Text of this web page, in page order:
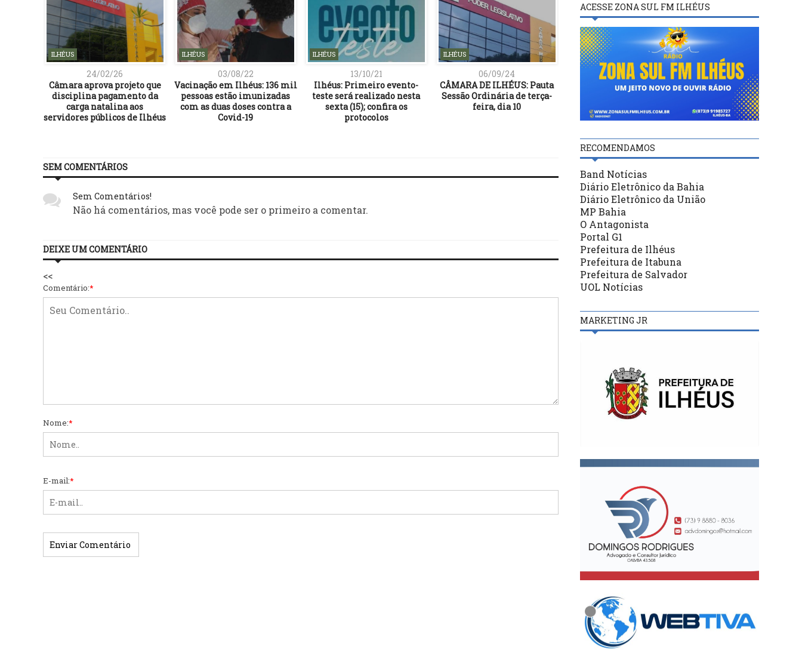
ILHÉUS
24/02/26
Câmara aprova projeto que
disciplina pagamento da
carga natalina aos
servidores públicos de Ilhéus
ILHÉUS
03/08/22
Vacinação em Ilhéus: 136 mil
pessoas estão imunizadas
com as duas doses contra a
Covid-19
ILHÉUS
13/10/21
Ilhéus: Primeiro evento-
teste será realizado nesta
sexta (15); confira os
protocolos
ILHÉUS
06/09/24
CÂMARA DE ILHÉUS: Pauta
Sessão Ordinária de terça-
feira, dia 10
ILHÉUS
25/04/23
Câmara de Ilhéus realizou
sessão especial com tema “O
demarcação não há
02/01/19
Banho de rio, sombra e
do mar fazem da
um dos atrativos do
ilheense
SEM COMENTÁRIOS
Sem Comentários!
Não há comentários, mas você pode ser o primeiro a comentar.
DEIXE UM COMENTÁRIO
<<
Comentário:*
Nome:*
E-mail:*
ACESSE ZONA SUL FM ILHÉUS
RECOMENDAMOS
Band Notícias
Diário Eletrônico da Bahia
Diário Eletrônico da União
MP Bahia
O Antagonista
Portal G1
Prefeitura de Ilhéus
Prefeitura de Itabuna
Prefeitura de Salvador
UOL Notícias
MARKETING JR